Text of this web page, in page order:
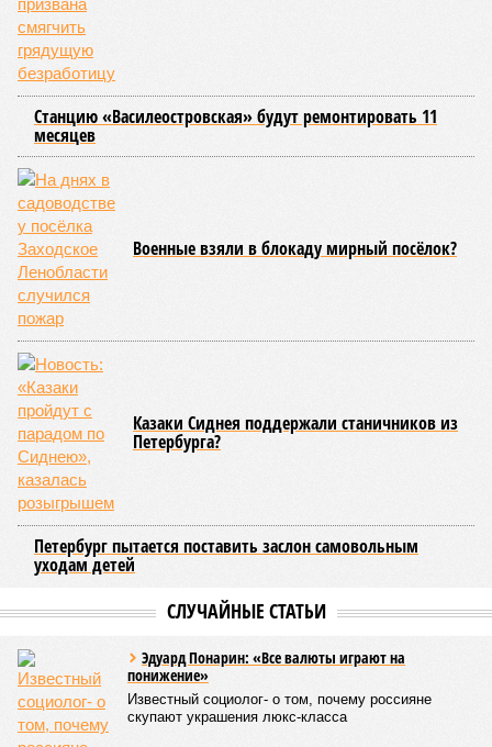
поэтому жители соседних домов могут жить по разным
графикам.
Ещё один распространённый миф – будто во время
отключений коммунальщики бездействуют. На деле именно
летом сети проходят наиболее серьёзное испытание:
трубопроводы проверяют посредством создания
повышенного давления, чтобы выявить слабые места до
наступления зимних холодов.
«Сегодня жители уже не столько переживают из-за
начислений, сколько из-за потери привычного комфорта.
Поэтому задача отрасли – не искать виноватых, а
сокращать сроки отключений»,
Цыганкова. По ее словам, это возможно только за счет
проведения модернизации тепловых сетей и обновлению
существующей инфраструктуры.
Ранее в Госдуме отмечали, что в крупных городах России
летние отключения горячей воды частично могут исчезнуть
через 5–7 лет. Для полного отказа потребуются
десятилетия и замена 70–80% изношенных труб.
Напомним, вице-губернатор Северной столицыСергей
Кропачевв ходе прямой линии на прошлой неделе
заявил, что теплоснабжающим компаниям города
поставлена задача максимально сократить
продолжительность летних отключений горячей воды. Уже
не на стандартные две недели, а всего на один-четыре дня.
Он пояснил, что такие сроки возможны только там, где
позволяет состояние сетей. В случае необходимости
масштабных ремонтов отключение может длиться дольше